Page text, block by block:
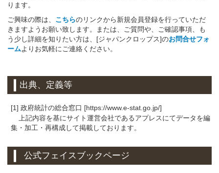
ります。
ご興味の際は、 こちらのリンクから新規会員登録を行っていただ
きますようお願い致します。または、ご質問や、ご確認事項、も
う少し詳細を知りたい方は、[ジャパンクロップス]のお問合せフォ
ームよりお気軽にご連絡ください。
出典、定義等
[1] 政府統計の総合窓口 [https://www.e-stat.go.jp/]
上記内容を基にサイト運営会社であるアプレスにてデータを編
集・加工・再構成して掲載しております。
公式フェイスブックページ